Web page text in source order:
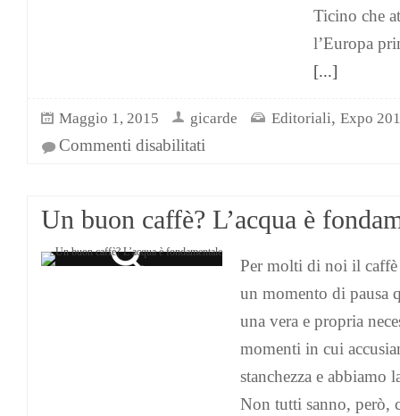
Ticino che
l’Europa
[...]
Maggio 1, 2015 gicarde Editoriali, Expo
Commenti disabilitati
Svizzera
Milano
“L’Acqua
Un buon caffè? L’acqua è
Per molti di noi il
un momento di pausa
una vera e propria
momenti in cui
stanchezza e abbiamo
Non tutti sanno, però,